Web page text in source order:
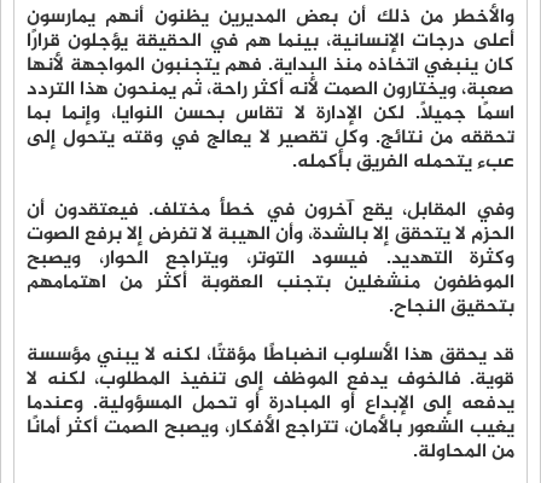
والأخطر من ذلك أن بعض المديرين يظنون أنهم يمارسون
أعلى درجات الإنسانية، بينما هم في الحقيقة يؤجلون قرارًا
كان ينبغي اتخاذه منذ البداية. فهم يتجنبون المواجهة لأنها
صعبة، ويختارون الصمت لأنه أكثر راحة، ثم يمنحون هذا التردد
اسمًا جميلًا. لكن الإدارة لا تقاس بحسن النوايا، وإنما بما
تحققه من نتائج. وكل تقصير لا يعالج في وقته يتحول إلى
عبء يتحمله الفريق بأكمله.
وفي المقابل، يقع آخرون في خطأ مختلف. فيعتقدون أن
الحزم لا يتحقق إلا بالشدة، وأن الهيبة لا تفرض إلا برفع الصوت
وكثرة التهديد. فيسود التوتر، ويتراجع الحوار، ويصبح
الموظفون منشغلين بتجنب العقوبة أكثر من اهتمامهم
بتحقيق النجاح.
قد يحقق هذا الأسلوب انضباطًا مؤقتًا، لكنه لا يبني مؤسسة
قوية. فالخوف يدفع الموظف إلى تنفيذ المطلوب، لكنه لا
يدفعه إلى الإبداع أو المبادرة أو تحمل المسؤولية. وعندما
يغيب الشعور بالأمان، تتراجع الأفكار، ويصبح الصمت أكثر أمانًا
من المحاولة.